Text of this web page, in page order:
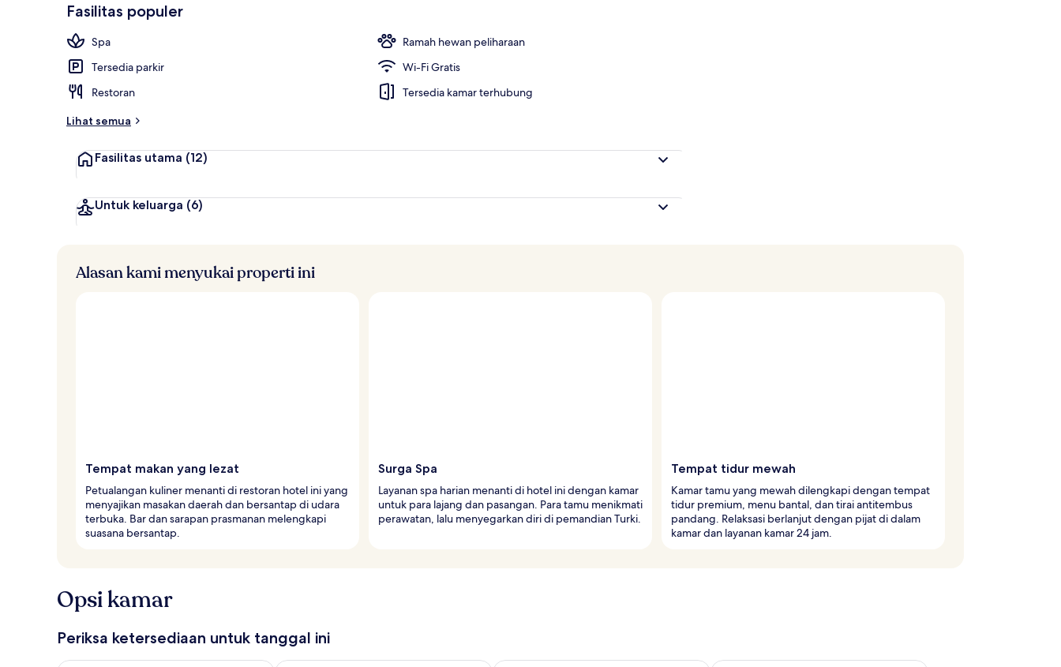
Fasilitas populer
Spa
Ramah hewan peliharaan
Tersedia parkir
Wi-Fi Gratis
Restoran
Tersedia kamar terhubung
Lihat semua
Fasilitas utama (12)
Untuk keluarga (6)
Alasan kami menyukai properti ini
Tempat makan yang lezat
Petualangan kuliner menanti di restoran hotel ini yang
menyajikan masakan daerah dan bersantap di udara
terbuka. Bar dan sarapan prasmanan melengkapi
suasana bersantap.
Surga Spa
Layanan spa harian menanti di hotel ini dengan kamar
untuk para lajang dan pasangan. Para tamu menikmati
perawatan, lalu menyegarkan diri di pemandian Turki.
Tempat tidur mewah
Kamar tamu yang mewah dilengkapi dengan tempat
tidur premium, menu bantal, dan tirai antitembus
pandang. Relaksasi berlanjut dengan pijat di dalam
kamar dan layanan kamar 24 jam.
Opsi kamar
Periksa ketersediaan untuk tanggal ini